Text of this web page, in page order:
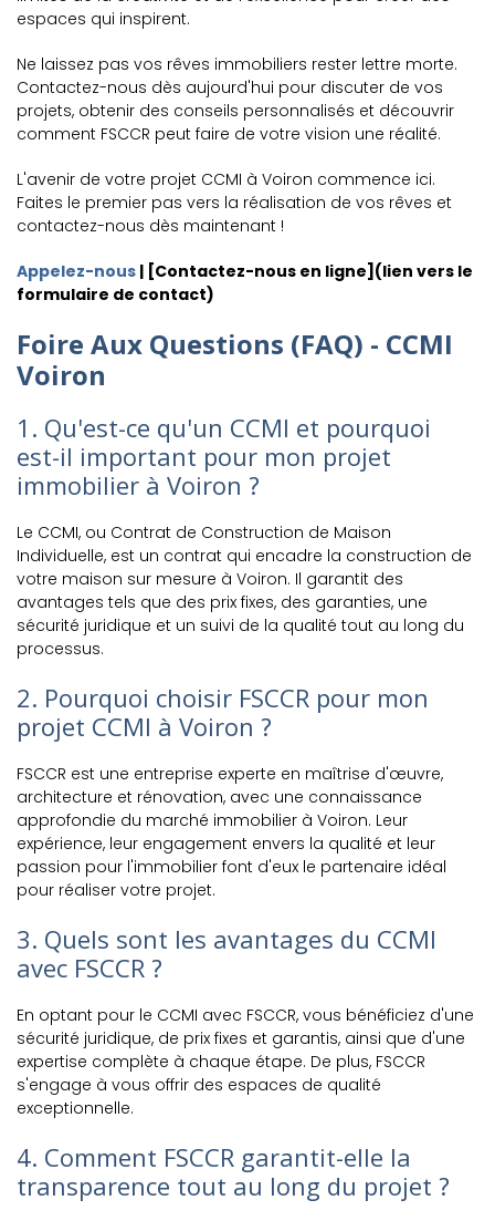
espaces qui inspirent.
Ne laissez pas vos rêves immobiliers rester lettre morte.
Contactez-nous dès aujourd'hui pour discuter de vos
projets, obtenir des conseils personnalisés et découvrir
comment FSCCR peut faire de votre vision une réalité.
L'avenir de votre projet CCMI à Voiron commence ici.
Faites le premier pas vers la réalisation de vos rêves et
contactez-nous dès maintenant !
Appelez-nous | [Contactez-nous en ligne](lien vers le
formulaire de contact)
Foire Aux Questions (FAQ) - CCMI
Voiron
1. Qu'est-ce qu'un CCMI et pourquoi
est-il important pour mon projet
immobilier à Voiron ?
Le CCMI, ou Contrat de Construction de Maison
Individuelle, est un contrat qui encadre la construction de
votre maison sur mesure à Voiron. Il garantit des
avantages tels que des prix fixes, des garanties, une
sécurité juridique et un suivi de la qualité tout au long du
processus.
2. Pourquoi choisir FSCCR pour mon
projet CCMI à Voiron ?
FSCCR est une entreprise experte en maîtrise d'œuvre,
architecture et rénovation, avec une connaissance
approfondie du marché immobilier à Voiron. Leur
expérience, leur engagement envers la qualité et leur
passion pour l'immobilier font d'eux le partenaire idéal
pour réaliser votre projet.
3. Quels sont les avantages du CCMI
avec FSCCR ?
En optant pour le CCMI avec FSCCR, vous bénéficiez d'une
sécurité juridique, de prix fixes et garantis, ainsi que d'une
expertise complète à chaque étape. De plus, FSCCR
s'engage à vous offrir des espaces de qualité
exceptionnelle.
4. Comment FSCCR garantit-elle la
transparence tout au long du projet ?